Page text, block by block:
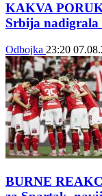
KAKVA
Srbija nadigrala
Odbojka 23:20
BURNE